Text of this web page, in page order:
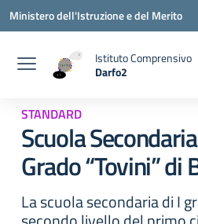
Vai ai contenuti
Vai al menu di navigazione
Vai al footer
Ministero dell'Istruzione e del Merito
Istituto Comprensivo
Darfo2
STANDARD
Scuola
Grado “Tovini” di
La scuola secondaria di I